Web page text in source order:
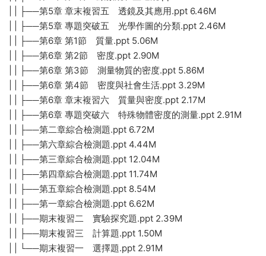
| | ├──第5章 章末複習五 透鏡及其應用.ppt 6.46M
| | ├──第5章 專題突破五 光學作圖的分類.ppt 2.46M
| | ├──第6章 第1節 質量.ppt 5.06M
| | ├──第6章 第2節 密度.ppt 2.90M
| | ├──第6章 第3節 測量物質的密度.ppt 5.86M
| | ├──第6章 第4節 密度與社會生活.ppt 3.29M
| | ├──第6章 章末複習六 質量與密度.ppt 2.17M
| | ├──第6章 專題突破六 特殊物體密度的測量.ppt 2.91M
| | ├──第二章綜合檢測題.ppt 6.72M
| | ├──第六章綜合檢測題.ppt 4.44M
| | ├──第三章綜合檢測題.ppt 12.04M
| | ├──第四章綜合檢測題.ppt 11.74M
| | ├──第五章綜合檢測題.ppt 8.54M
| | ├──第一章綜合檢測題.ppt 6.62M
| | ├──期末複習二 實驗探究題.ppt 2.39M
| | ├──期末複習三 計算題.ppt 1.50M
| | └──期末複習一 選擇題.ppt 2.91M